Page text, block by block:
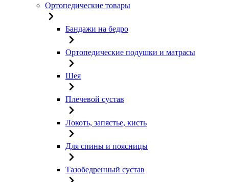
Ортопедические товары
Бандажи на бедро
Ортопедические подушки и матрасы
Шея
Плечевой сустав
Локоть, запястье, кисть
Для спины и поясницы
Тазобедренный сустав